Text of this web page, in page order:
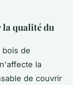
qualité du
bois de
la
de couvrir